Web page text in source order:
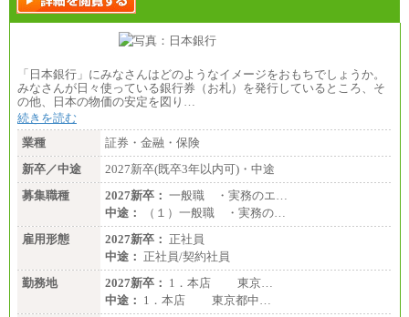
「日本銀行」にみなさんはどのようなイメージをおもちでしょうか。
みなさんが日々使っている銀行券（お札）を発行しているところ、そ
の他、日本の物価の安定を図り…
続きを読む
業種
証券・金融・保険
新卒／中途
2027新卒(既卒3年以内可)・中途
募集職種
2027新卒： 一般職 ・実務のエ…
中途：
（１）一般職 ・実務の…
雇用形態
2027新卒： 正社員
中途： 正社員/契約社員
勤務地
2027新卒： 1．本店 東京…
中途： 1．本店 東京都中…